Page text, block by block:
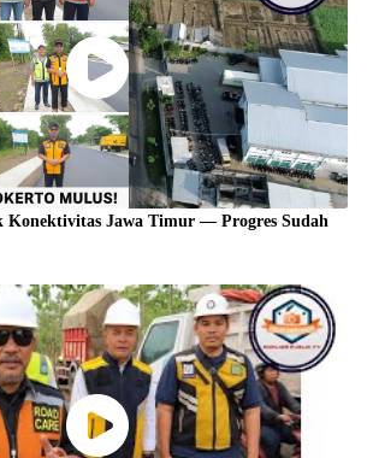
Jawa Timur — Progres Sudah